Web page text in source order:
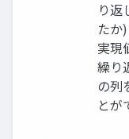
り返
たか
実現
繰り
の列
とが